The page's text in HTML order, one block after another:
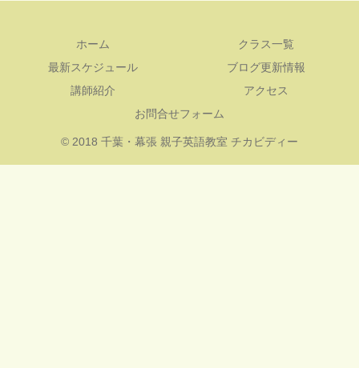
ホーム
クラス一覧
最新スケジュール
ブログ更新情報
講師紹介
アクセス
お問合せフォーム
© 2018 千葉・幕張 親子英語教室 チカビディー